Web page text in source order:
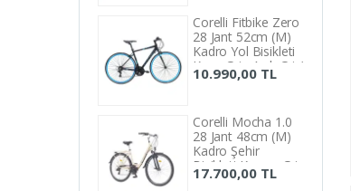
51 cm
52 cm
56 cm
57 cm
Corelli Fitbike Zero
28 Jant 52cm (M)
Kadro Yol Bisikleti
Koyu Gri - Açık Gri /
Mavi
10.990,00 TL
Corelli Mocha 1.0
28 Jant 48cm (M)
Kadro Şehir
Bisikleti Krem - Gri
17.700,00 TL